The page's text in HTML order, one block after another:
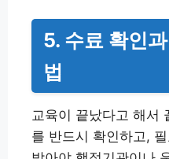
5. 수료 확인
법
교육이 끝났다고 해서
를 반드시 확인하고,